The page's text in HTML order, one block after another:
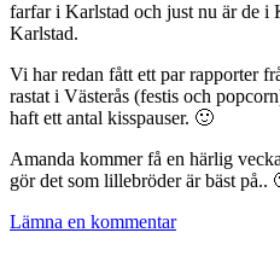
farfar i Karlstad och just nu är de i
Karlstad.
Vi har redan fått ett par rapporter
rastat i Västerås (festis och
haft ett antal kisspauser. 🙂
Amanda kommer få en härlig
gör det som lillebröder är bäst på..
Lämna en kommentar